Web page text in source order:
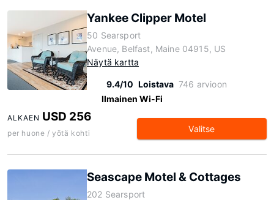
Yankee Clipper Motel
50 Searsport
Avenue, Belfast, Maine 04915, US
Näytä kartta
9.4/10 Loistava 746 arvioon
Ilmainen Wi-Fi
ALKAEN USD 256
per huone / yötä kohti Valitse
Seascape Motel & Cottages
202 Searsport